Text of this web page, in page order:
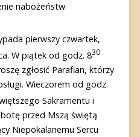
nabożeństw
pierwszy czwartek,
W piątek od godz. 830
zgłosić Parafian, którzy
Wieczorem od godz.
Sakramentu i
przed Mszą świętą
Niepokalanemu Sercu